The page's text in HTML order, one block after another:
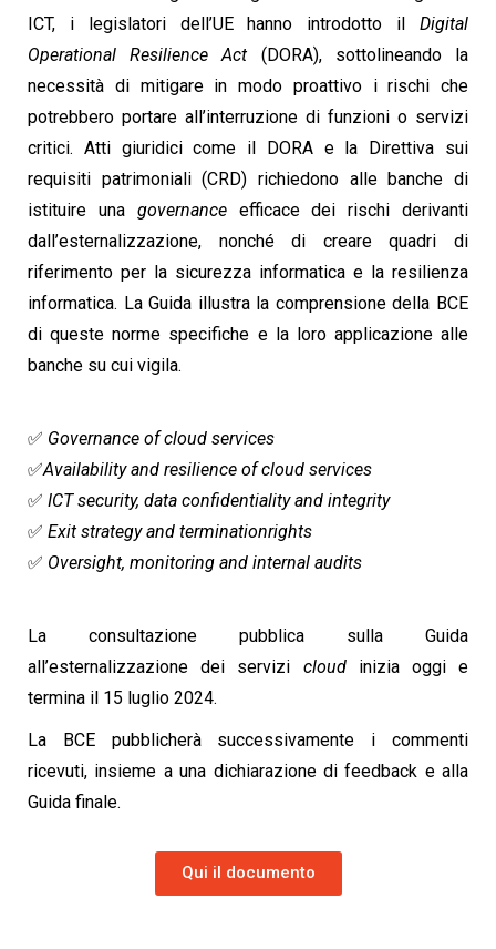
ICT, i legislatori dell’UE hanno introdotto il Digital
Operational Resilience Act (DORA), sottolineando la
necessità di mitigare in modo proattivo i rischi che
potrebbero portare all’interruzione di funzioni o servizi
critici. Atti giuridici come il DORA e la Direttiva sui
requisiti patrimoniali (CRD) richiedono alle banche di
istituire una governanceefficace dei rischi derivanti
dall’esternalizzazione, nonché di creare quadri di
riferimento per la sicurezza informatica e la resilienza
informatica. La Guida illustra la comprensione della BCE
di queste norme specifiche e la loro applicazione alle
banche su cui vigila.
✅ Governance of cloud services
✅Availability and resilience of cloud services
✅ ICT security, data confidentiality and integrity
✅ Exit strategy and terminationrights
✅ Oversight, monitoring and internal audits
La consultazione pubblica sulla Guida
all’esternalizzazione dei servizi cloudinizia oggi e
termina il 15 luglio 2024.
La BCE pubblicherà successivamente i commenti
ricevuti, insieme a una dichiarazione di feedback e alla
Guida finale.
Qui il documento